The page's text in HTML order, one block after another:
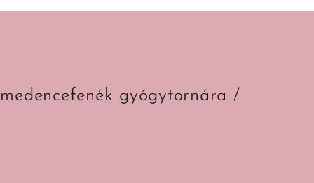
gyógytornára /